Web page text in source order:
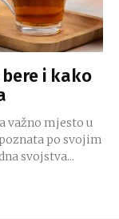
i kako
važno mjesto u
po svojim
svojstva...